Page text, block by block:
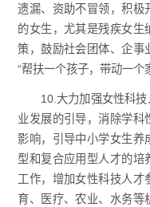
遗漏、资助不冒领，积极
的女生，尤其是残疾女生
策，鼓励社会团体、企事
“帮扶一个孩子，带动一个
10.大力加强女性科技
业发展的引导，消除学科
影响，引导中小学女生养
型和复合应用型人才的培
工作，增加女性科技人才
育、医疗、农业、水务等